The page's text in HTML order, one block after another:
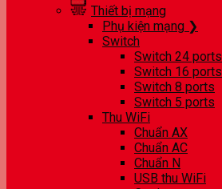
Thiết bị mạng
Phụ kiện mạng ❯
Switch
Switch 24 ports
Switch 16 ports
Switch 8 ports
Switch 5 ports
Thu WiFi
Chuẩn AX
Chuẩn AC
Chuẩn N
USB thu WiFi